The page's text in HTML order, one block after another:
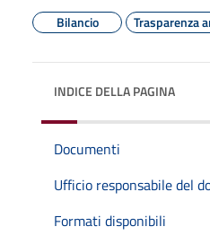
Bilancio
Trasparenza
INDICE DELLA PAGINA
Documenti
Ufficio responsabile del
Formati disponibili